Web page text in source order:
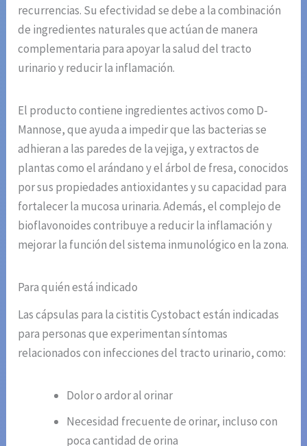
recurrencias. Su efectividad se debe a la combinación
de ingredientes naturales que actúan de manera
complementaria para apoyar la salud del tracto
urinario y reducir la inflamación.
El producto contiene ingredientes activos como D-
Mannose, que ayuda a impedir que las bacterias se
adhieran a las paredes de la vejiga, y extractos de
plantas como el arándano y el árbol de fresa, conocidos
por sus propiedades antioxidantes y su capacidad para
fortalecer la mucosa urinaria. Además, el complejo de
bioflavonoides contribuye a reducir la inflamación y
mejorar la función del sistema inmunológico en la zona.
Para quién está indicado
Las cápsulas para la cistitis Cystobact están indicadas
para personas que experimentan síntomas
relacionados con infecciones del tracto urinario, como:
Dolor o ardor al orinar
Necesidad frecuente de orinar, incluso con
poca cantidad de orina